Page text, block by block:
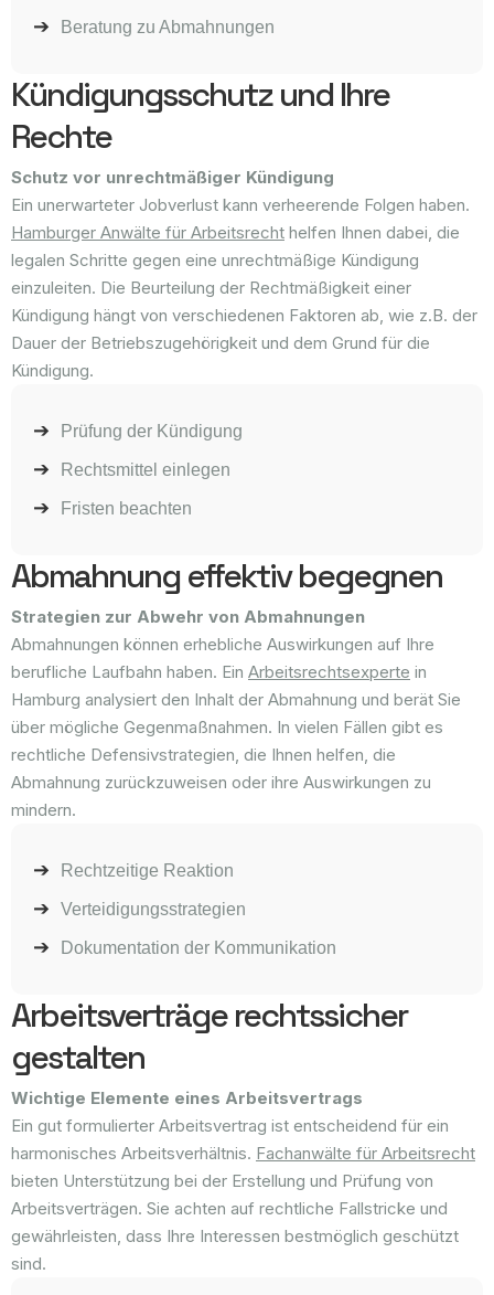
Beratung zu Abmahnungen
Kündigungsschutz und Ihre
Rechte
Schutz vor unrechtmäßiger Kündigung
Ein unerwarteter Jobverlust kann verheerende Folgen haben.
Hamburger Anwälte für Arbeitsrecht helfen Ihnen dabei, die
legalen Schritte gegen eine unrechtmäßige Kündigung
einzuleiten. Die Beurteilung der Rechtmäßigkeit einer
Kündigung hängt von verschiedenen Faktoren ab, wie z.B. der
Dauer der Betriebszugehörigkeit und dem Grund für die
Kündigung.
Prüfung der Kündigung
Rechtsmittel einlegen
Fristen beachten
Abmahnung effektiv begegnen
Strategien zur Abwehr von Abmahnungen
Abmahnungen können erhebliche Auswirkungen auf Ihre
berufliche Laufbahn haben. Ein Arbeitsrechtsexperte in
Hamburg analysiert den Inhalt der Abmahnung und berät Sie
über mögliche Gegenmaßnahmen. In vielen Fällen gibt es
rechtliche Defensivstrategien, die Ihnen helfen, die
Abmahnung zurückzuweisen oder ihre Auswirkungen zu
mindern.
Rechtzeitige Reaktion
Verteidigungsstrategien
Dokumentation der Kommunikation
Arbeitsverträge rechtssicher
gestalten
Wichtige Elemente eines Arbeitsvertrags
Ein gut formulierter Arbeitsvertrag ist entscheidend für ein
harmonisches Arbeitsverhältnis. Fachanwälte für Arbeitsrecht
bieten Unterstützung bei der Erstellung und Prüfung von
Arbeitsverträgen. Sie achten auf rechtliche Fallstricke und
gewährleisten, dass Ihre Interessen bestmöglich geschützt
sind.